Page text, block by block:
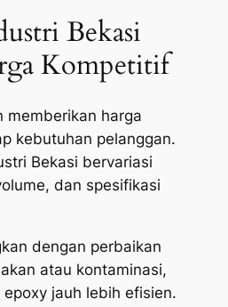
Bekasi
Kompetitif
memberikan harga
kebutuhan pelanggan.
Bekasi bervariasi
dan spesifikasi
dengan perbaikan
atau kontaminasi,
jauh lebih efisien.